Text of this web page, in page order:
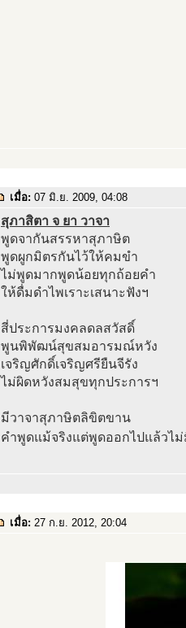
เมื่อ: 07 มิ.ย. 2009, 04:08
สุภาสิตา จ ยา วาจา
พูดจากันสรรหาสุภาษิต
พูดผูกมิตรกันไว้ให้คมขำ
ไม่พูดมากพูดน้อยทุกถ้อยคำ
ให้ดื่มดำไพเราะเสนาะฟังฯ
สี่ประการมงคลดลสวัสดิ์
พูนพิพัฒน์สุขสมอารมณ์หวัง
เจริญศักดิ์เจริญศรียืนจีรัง
ไม่ผิดหวังสมสุขทุกประการฯ
มีวาจาสุภาษิตลิขิตขาน
คำพูดแม้จริงแต่พูดออกไปแล้วไ
เมื่อ: 27 ก.ย. 2012, 20:04